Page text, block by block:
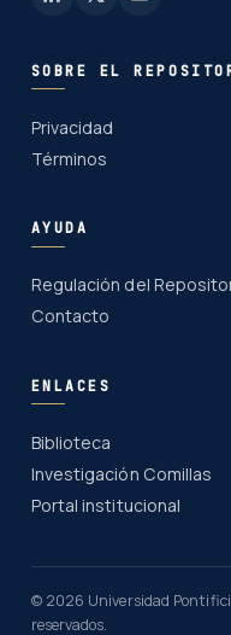
SOBRE EL
Privacidad
Términos
AYUDA
Regulación del
Contacto
ENLACES
Biblioteca
Investigación Comillas
Portal institucional
© 2026 Universidad
reservados.